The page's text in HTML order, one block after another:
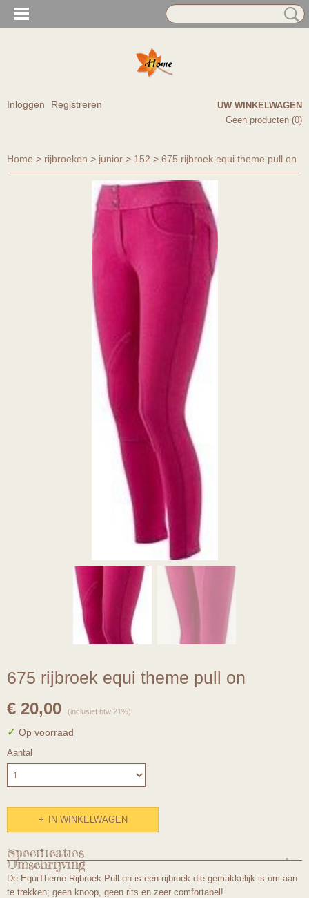
Inloggen Registreren
UW WINKELWAGEN
Geen producten (0)
Home > rijbroeken > junior > 152 > 675 rijbroek equi theme pull on
675 rijbroek equi theme pull on
€ 20,00 (inclusief btw 21%)
✓ Op voorraad
Aantal
IN WINKELWAGEN
Specificaties
Productcode
675mt152
Omschrijving
De EquiTheme Rijbroek Pull-on is een rijbroek die gemakkelijk is om aan
te trekken; geen knoop, geen rits en zeer comfortabel!